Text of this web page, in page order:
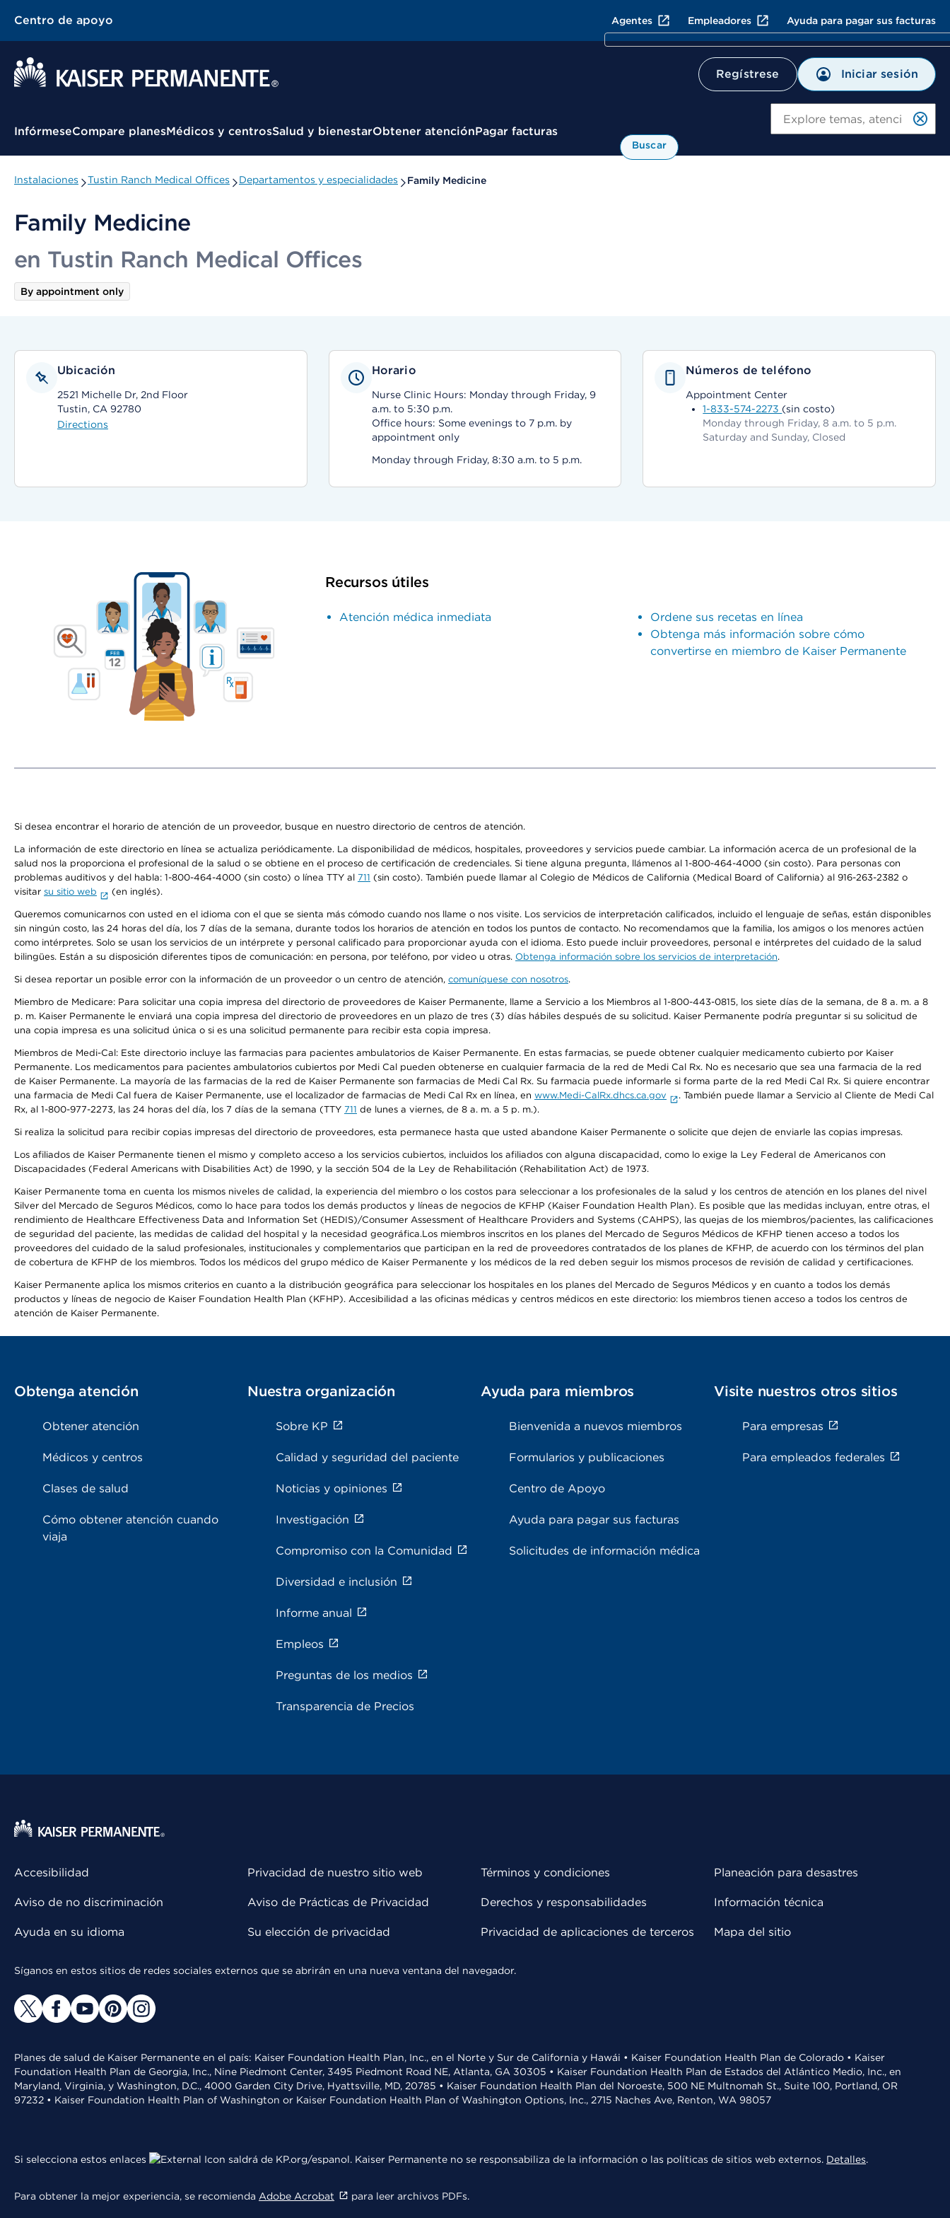
Centro de apoyo Agentes Empleadores Ayuda para pagar sus facturas
Regístrese Iniciar sesión
Menú contextual
InfórmeseCompare planesMédicos y centrosSalud y bienestarObtener atenciónPagar facturas
Buscar
Instalaciones Tustin Ranch Medical Offices Departamentos y especialidades Family Medicine
Family Medicine
en Tustin Ranch Medical Offices
By appointment only
Ubicación
2521 Michelle Dr, 2nd Floor
Tustin, CA 92780
Directions
Horario
Nurse Clinic Hours: Monday through Friday, 9
a.m. to 5:30 p.m.
Office hours: Some evenings to 7 p.m. by
appointment only
Monday through Friday, 8:30 a.m. to 5 p.m.
Números de teléfono
Appointment Center
1-833-574-2273 (sin costo)
Monday through Friday, 8 a.m. to 5 p.m.
Saturday and Sunday, Closed
Recursos útiles
Atención médica inmediata
Ordene sus recetas en línea
Obtenga más información sobre cómo
convertirse en miembro de Kaiser Permanente
Si desea encontrar el horario de atención de un proveedor, busque en nuestro directorio de centros de atención.
La información de este directorio en línea se actualiza periódicamente. La disponibilidad de médicos, hospitales, proveedores y servicios puede cambiar. La información acerca de un profesional de la
salud nos la proporciona el profesional de la salud o se obtiene en el proceso de certificación de credenciales. Si tiene alguna pregunta, llámenos al 1-800-464-4000 (sin costo). Para personas con
problemas auditivos y del habla: 1-800-464-4000 (sin costo) o línea TTY al 711 (sin costo). También puede llamar al Colegio de Médicos de California (Medical Board of California) al 916-263-2382 o
visitar su sitio web (en inglés).
Queremos comunicarnos con usted en el idioma con el que se sienta más cómodo cuando nos llame o nos visite. Los servicios de interpretación calificados, incluido el lenguaje de señas, están disponibles
sin ningún costo, las 24 horas del día, los 7 días de la semana, durante todos los horarios de atención en todos los puntos de contacto. No recomendamos que la familia, los amigos o los menores actúen
como intérpretes. Solo se usan los servicios de un intérprete y personal calificado para proporcionar ayuda con el idioma. Esto puede incluir proveedores, personal e intérpretes del cuidado de la salud
bilingües. Están a su disposición diferentes tipos de comunicación: en persona, por teléfono, por video u otras. Obtenga información sobre los servicios de interpretación.
Si desea reportar un posible error con la información de un proveedor o un centro de atención, comuníquese con nosotros.
Miembro de Medicare: Para solicitar una copia impresa del directorio de proveedores de Kaiser Permanente, llame a Servicio a los Miembros al 1-800-443-0815, los siete días de la semana, de 8 a. m. a 8
p. m. Kaiser Permanente le enviará una copia impresa del directorio de proveedores en un plazo de tres (3) días hábiles después de su solicitud. Kaiser Permanente podría preguntar si su solicitud de
una copia impresa es una solicitud única o si es una solicitud permanente para recibir esta copia impresa.
Miembros de Medi-Cal: Este directorio incluye las farmacias para pacientes ambulatorios de Kaiser Permanente. En estas farmacias, se puede obtener cualquier medicamento cubierto por Kaiser
Permanente. Los medicamentos para pacientes ambulatorios cubiertos por Medi Cal pueden obtenerse en cualquier farmacia de la red de Medi Cal Rx. No es necesario que sea una farmacia de la red
de Kaiser Permanente. La mayoría de las farmacias de la red de Kaiser Permanente son farmacias de Medi Cal Rx. Su farmacia puede informarle si forma parte de la red Medi Cal Rx. Si quiere encontrar
una farmacia de Medi Cal fuera de Kaiser Permanente, use el localizador de farmacias de Medi Cal Rx en línea, en www.Medi-CalRx.dhcs.ca.gov
. También puede llamar a Servicio al Cliente de Medi Cal
Rx, al 1-800-977-2273, las 24 horas del día, los 7 días de la semana (TTY 711 de lunes a viernes, de 8 a. m. a 5 p. m.).
Si realiza la solicitud para recibir copias impresas del directorio de proveedores, esta permanece hasta que usted abandone Kaiser Permanente o solicite que dejen de enviarle las copias impresas.
Los afiliados de Kaiser Permanente tienen el mismo y completo acceso a los servicios cubiertos, incluidos los afiliados con alguna discapacidad, como lo exige la Ley Federal de Americanos con
Discapacidades (Federal Americans with Disabilities Act) de 1990, y la sección 504 de la Ley de Rehabilitación (Rehabilitation Act) de 1973.
Kaiser Permanente toma en cuenta los mismos niveles de calidad, la experiencia del miembro o los costos para seleccionar a los profesionales de la salud y los centros de atención en los planes del nivel
Silver del Mercado de Seguros Médicos, como lo hace para todos los demás productos y líneas de negocios de KFHP (Kaiser Foundation Health Plan). Es posible que las medidas incluyan, entre otras, el
rendimiento de Healthcare Effectiveness Data and Information Set (HEDIS)/Consumer Assessment of Healthcare Providers and Systems (CAHPS), las quejas de los miembros/pacientes, las calificaciones
de seguridad del paciente, las medidas de calidad del hospital y la necesidad geográfica.Los miembros inscritos en los planes del Mercado de Seguros Médicos de KFHP tienen acceso a todos los
proveedores del cuidado de la salud profesionales, institucionales y complementarios que participan en la red de proveedores contratados de los planes de KFHP, de acuerdo con los términos del plan
de cobertura de KFHP de los miembros. Todos los médicos del grupo médico de Kaiser Permanente y los médicos de la red deben seguir los mismos procesos de revisión de calidad y certificaciones.
Kaiser Permanente aplica los mismos criterios en cuanto a la distribución geográfica para seleccionar los hospitales en los planes del Mercado de Seguros Médicos y en cuanto a todos los demás
productos y líneas de negocio de Kaiser Foundation Health Plan (KFHP). Accesibilidad a las oficinas médicas y centros médicos en este directorio: los miembros tienen acceso a todos los centros de
atención de Kaiser Permanente.
Obtenga atención
Obtener atención
Médicos y centros
Clases de salud
Cómo obtener atención cuando
viaja
Nuestra organización
Sobre KP
Calidad y seguridad del paciente
Noticias y opiniones
Investigación
Compromiso con la Comunidad
Diversidad e inclusión
Informe anual
Empleos
Preguntas de los medios
Transparencia de Precios
Ayuda para miembros
Bienvenida a nuevos miembros
Formularios y publicaciones
Centro de Apoyo
Ayuda para pagar sus facturas
Solicitudes de información médica
Visite nuestros otros sitios
Para empresas
Para empleados federales
Accesibilidad
Aviso de no discriminación
Ayuda en su idioma
Privacidad de nuestro sitio web
Aviso de Prácticas de Privacidad
Su elección de privacidad
Términos y condiciones
Derechos y responsabilidades
Privacidad de aplicaciones de terceros
Planeación para desastres
Información técnica
Mapa del sitio
Síganos en estos sitios de redes sociales externos que se abrirán en una nueva ventana del navegador.
Planes de salud de Kaiser Permanente en el país: Kaiser Foundation Health Plan, Inc., en el Norte y Sur de California y Hawái • Kaiser Foundation Health Plan de Colorado • Kaiser
Foundation Health Plan de Georgia, Inc., Nine Piedmont Center, 3495 Piedmont Road NE, Atlanta, GA 30305 • Kaiser Foundation Health Plan de Estados del Atlántico Medio, Inc., en
Maryland, Virginia, y Washington, D.C., 4000 Garden City Drive, Hyattsville, MD, 20785 • Kaiser Foundation Health Plan del Noroeste, 500 NE Multnomah St., Suite 100, Portland, OR
97232 • Kaiser Foundation Health Plan of Washington or Kaiser Foundation Health Plan of Washington Options, Inc., 2715 Naches Ave, Renton, WA 98057
Si selecciona estos enlaces saldrá de KP.org/espanol. Kaiser Permanente no se responsabiliza de la información o las políticas de sitios web externos. Detalles.
Para obtener la mejor experiencia, se recomienda Adobe Acrobat para leer archivos PDFs.